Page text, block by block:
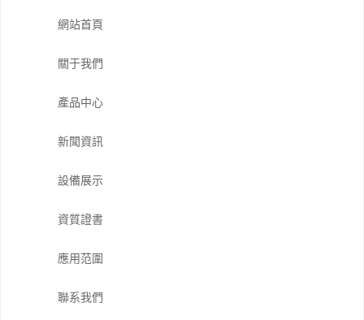
網站首頁
關于我們
產品中心
新聞資訊
設備展示
資質證書
應用范圍
聯系我們